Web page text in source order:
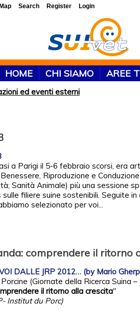
HOME CHI SIAMO AREE
ed eventi esterni
a Parigi il 5-6 febbraio scorsi, era
Riproduzione e
Sanità Animale) più una sessione
filiere suine sostenibili. Seguite
selezionato per voi...
comprendere il ritorno
DALLE JRP 2012… (by Mario
(Giornate della Ricerca Suina
il ritorno alla crescita"
- Institutdu Porc)
Search Register Login